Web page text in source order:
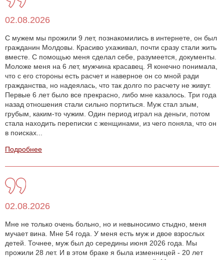
02.08.2026
С мужем мы прожили 9 лет, познакомились в интернете, он был
гражданин Молдовы. Красиво ухаживал, почти сразу стали жить
вместе. С помощью меня сделал себе, разумеется, документы.
Моложе меня на 6 лет, мужчина красавец. Я конечно понимала,
что с его стороны есть расчет и наверное он со мной ради
гражданства, но надеялась, что так долго по расчету не живут.
Первые 6 лет было все прекрасно, либо мне казалось. Три года
назад отношения стали сильно портиться. Муж стал злым,
грубым, каким-то чужим. Один период играл на деньги, потом
стала находить переписки с женщинами, из чего поняла, что он
в поисках...
Подробнее
02.08.2026
Мне не только очень больно, но и невыносимо стыдно, меня
мучает вина. Мне 54 года. У меня есть муж и двое взрослых
детей. Точнее, муж был до середины июня 2026 года. Мы
прожили 28 лет. И в этом браке я была изменницей - 20 лет